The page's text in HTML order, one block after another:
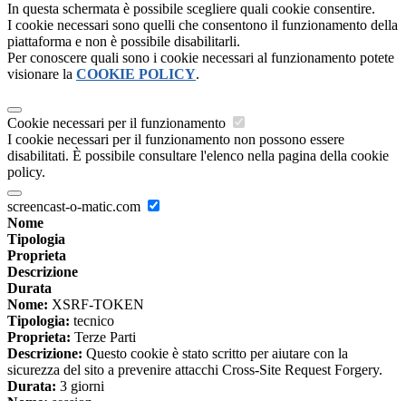
In questa schermata è possibile scegliere quali cookie consentire.
I cookie necessari sono quelli che consentono il funzionamento della
piattaforma e non è possibile disabilitarli.
Per conoscere quali sono i cookie necessari al funzionamento potete
visionare la COOKIE POLICY.
Cookie necessari per il funzionamento
I cookie necessari per il funzionamento non possono essere
disabilitati. È possibile consultare l'elenco nella pagina della cookie
policy.
screencast-o-matic.com
Nome
Tipologia
Proprieta
Descrizione
Durata
Nome: XSRF-TOKEN
Tipologia: tecnico
Proprieta: Terze Parti
Descrizione: Questo cookie è stato scritto per aiutare con la
sicurezza del sito a prevenire attacchi Cross-Site Request Forgery.
Durata: 3 giorni